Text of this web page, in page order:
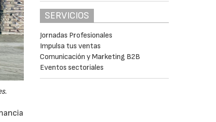
SERVICIOS
Jornadas Profesionales
Impulsa tus ventas
Comunicación y Marketing B2B
Eventos sectoriales